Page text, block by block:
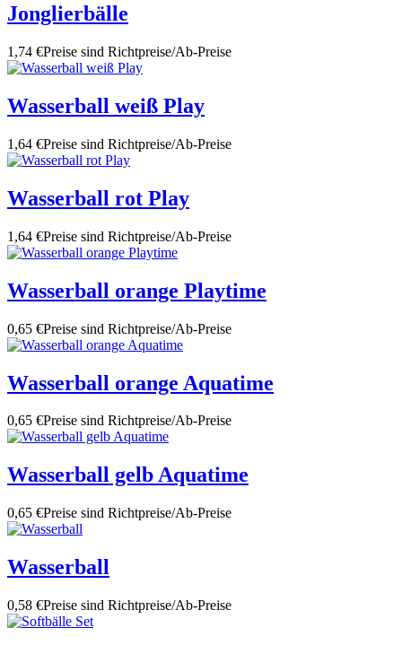
Jonglierbälle
1,74 €Preise sind Richtpreise/Ab-Preise
Wasserball weiß Play
1,64 €Preise sind Richtpreise/Ab-Preise
Wasserball rot Play
1,64 €Preise sind Richtpreise/Ab-Preise
Wasserball orange Playtime
0,65 €Preise sind Richtpreise/Ab-Preise
Wasserball orange Aquatime
0,65 €Preise sind Richtpreise/Ab-Preise
Wasserball gelb Aquatime
0,65 €Preise sind Richtpreise/Ab-Preise
Wasserball
0,58 €Preise sind Richtpreise/Ab-Preise